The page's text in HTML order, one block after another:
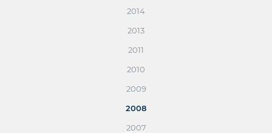
2014
2013
2011
2010
2009
2008
2007